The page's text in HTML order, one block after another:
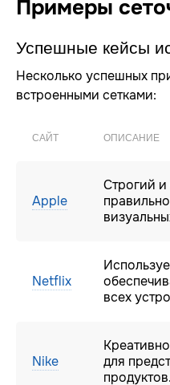
Примеры
Успешные кейсы
Несколько успешных
встроенными сетками:
САЙТ ОПИСАНИЕ
Apple
Строгий и
Netflix
всех
Nike
для
продуктов.